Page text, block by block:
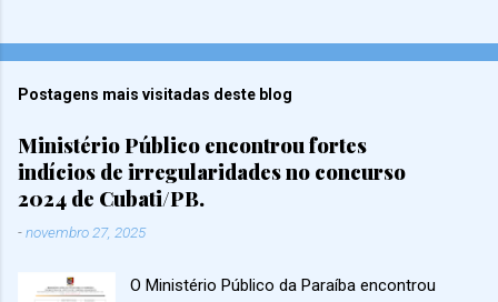
Postagens mais visitadas deste blog
Ministério Público encontrou fortes
indícios de irregularidades no concurso
2024 de Cubati/PB.
-novembro 27, 2025
O Ministério Público da Paraíba encontrou